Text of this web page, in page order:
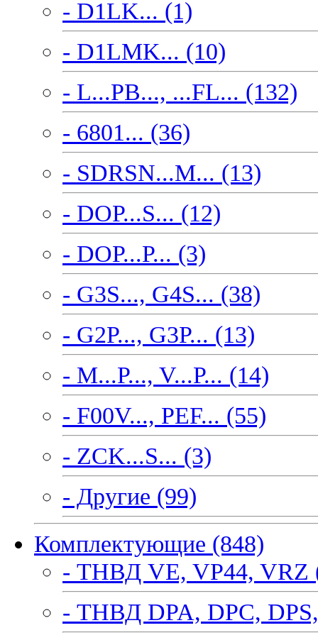
- D1LK... (1)
- D1LMK... (10)
- L...PB..., ...FL... (132)
- 6801... (36)
- SDRSN...M... (13)
- DOP...S... (12)
- DOP...P... (3)
- G3S..., G4S... (38)
- G2P..., G3P... (13)
- M...P..., V...P... (14)
- F00V..., PEF... (55)
- ZCK...S... (3)
- Другие (99)
Комплектующие (848)
- ТНВД VE, VP44, VRZ
- ТНВД DPA, DPC,